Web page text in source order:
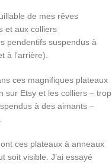
de mes rêves
et aux colliers
pendentifs suspendus à
à l’arrière).
ces magnifiques plateaux
sur Etsy et les colliers – trop
à des aimants –
ces plateaux à anneaux
soit visible. J’ai essayé